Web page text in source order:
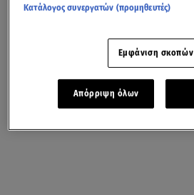
Κατάλογος συνεργατών (προμηθευτές)
Εμφάνιση σκοπών
Απόρριψη όλων